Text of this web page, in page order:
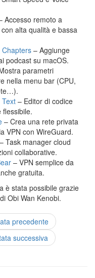
Accesso remoto a
alta qualità e bassa
Chapters– Aggiunge
podcast su macOS.
parametri
nella menu bar (CPU,
Text– Editor di codice
flessibile.
– Crea una rete privata
VPN con WireGuard.
– Task manager cloud
collaborative.
– VPN semplice da
gratuita.
è stata possibile grazie
Obi Wan Kenobi.
precedente
successiva